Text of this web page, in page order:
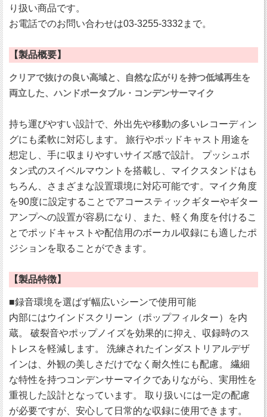
り扱い商品です。
お電話でのお問い合わせは03-3255-3332まで。
【製品概要】
クリアで抜けの良い高域と、自然な広がりを持つ低域再生を
両立した、ハンドポータブル・コンデンサーマイク
持ち運びやすい設計で、外出先や移動の多いレコーディン
グにも柔軟に対応します。 旅行やポッドキャスト用途を
想定し、手に収まりやすいサイズ感で設計。 プッシュボ
タン式のスイベルマウントを搭載し、マイクスタンドはも
ちろん、さまざまな設置環境に対応可能です。マイク角度
を90度に設定することでアコースティックギターやギター
アンプへの設置が容易になり、また、軽く角度を付けるこ
とでポッドキャストや配信用のボーカル収録にも適したポ
ジションを取ることができます。
【製品特徴】
■録音環境を選ばず幅広いシーンで使用可能
内部にはウインドスクリーン（ポップフィルター）を内
蔵。 破裂音やポップノイズを効果的に抑え、収録時のス
トレスを軽減します。 洗練されたインダストリアルデザ
インは、外観の美しさだけでなく耐久性にも配慮。 繊細
な特性を持つコンデンサーマイクでありながら、実用性を
重視した設計となっています。 取り扱いには一定の配慮
が必要ですが、安心して日常的な収録に使用できます。